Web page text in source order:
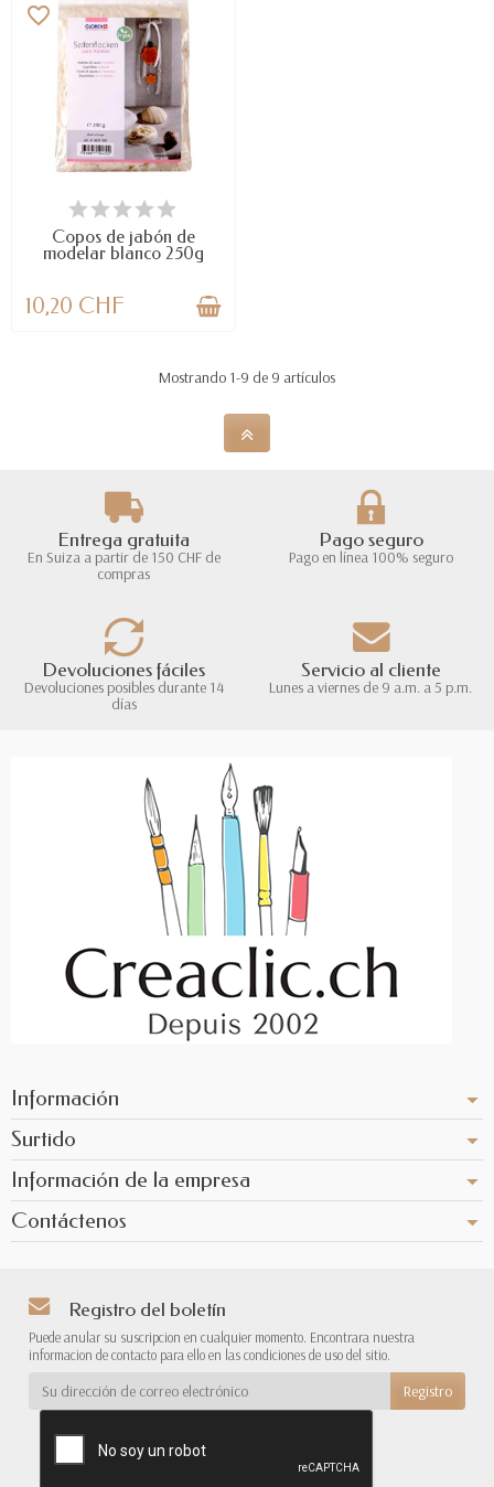
DISPONIBLE
favorite_border
Copos de jabón de
modelar blanco 250g
10,20 CHF
Mostrando 1-9 de 9 artículos
Entrega gratuita
En Suiza a partir de 150 CHF de
compras
Pago seguro
Pago en línea 100% seguro
Devoluciones fáciles
Devoluciones posibles durante 14
días
Servicio al cliente
Lunes a viernes de 9 a.m. a 5 p.m.
Información
Surtido
Información de la empresa
Contáctenos
Registro del boletín
Puede anular su suscripcion en cualquier momento. Encontrara nuestra
informacion de contacto para ello en las condiciones de uso del sitio.